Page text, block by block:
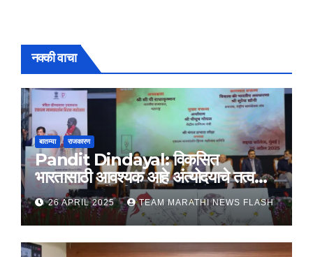
नक्की वाचा
बातम्या राजकारण
Pandit Dindayal: विकसित
भारतासाठी आवश्यक आहे अंत्योदयाचे तत्वज्ञान
– राज्यपाल सी. पी. राधाकृष्णन
26 APRIL 2025 TEAM MARATHI NEWS FLASH